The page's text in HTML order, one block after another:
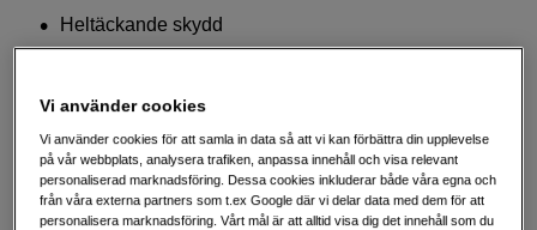
Heltäckande skydd
939 SEK
Vi använder cookies
Vi använder cookies för att samla in data så att vi kan förbättra din upplevelse
på vår webbplats, analysera trafiken, anpassa innehåll och visa relevant
personaliserad marknadsföring. Dessa cookies inkluderar både våra egna och
från våra externa partners som t.ex Google där vi delar data med dem för att
personalisera marknadsföring. Vårt mål är att alltid visa dig det innehåll som du